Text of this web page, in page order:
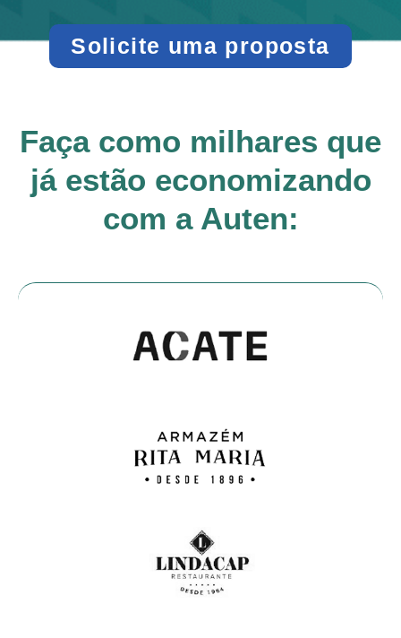
Solicite uma proposta
Faça como milhares que
já estão economizando
com a Auten: